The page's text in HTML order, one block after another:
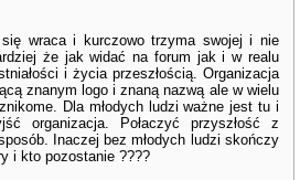
wraca i kurczowo trzyma swojej i nie
że jak widać na forum jak i w realu
i życia przeszłością. Organizacja
znanym logo i znaną nazwą ale w wielu
Dla młodych ludzi ważne jest tu i
organizacja. Połaczyć przyszłość z
Inaczej bez młodych ludzi skończy
i kto pozostanie ????